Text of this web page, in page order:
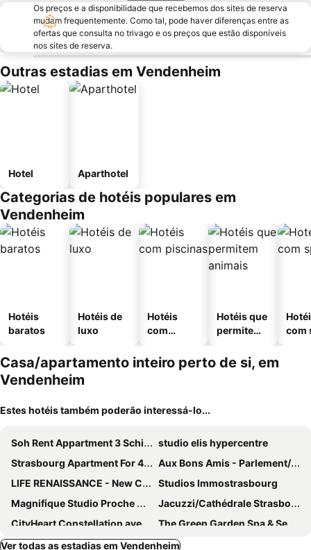
Os preços e a disponibilidade que recebemos dos sites de reserva
mudam frequentemente. Como tal, pode haver diferenças entre as
ofertas que consulta no trivago e os preços que estão disponíveis
nos sites de reserva.
Outras estadias em Vendenheim
Hotel Aparthotel
Categorias de hotéis populares em
Vendenheim
Hotéis
baratos
Hotéis de
luxo
Hotéis
com
Hotéis que
permitem
com
Casa/apartamento inteiro perto de si, em
Vendenheim
Estes hotéis também poderão interessá-lo...
Soh Rent Appartment 3 Schiltigheim TV Wifi
studio elis hypercentre
Strasbourg Apartment For 4, Free Parking
Aux Bons Amis - Parlement/Orangerie
LIFE RENAISSANCE - New Concept - Place Kléber
Studios Immostrasbourg
Magnifique Studio Proche Cathedrale
Jacuzzi/Cathédrale Strasbourg
CityHeart Constellation avec parking
The Green Garden Spa & Serenity
Apart. 2 Rooms Les Courlis Near Strasbourg
Logis Le 18 Rose
Ver todas as estadias em Vendenheim